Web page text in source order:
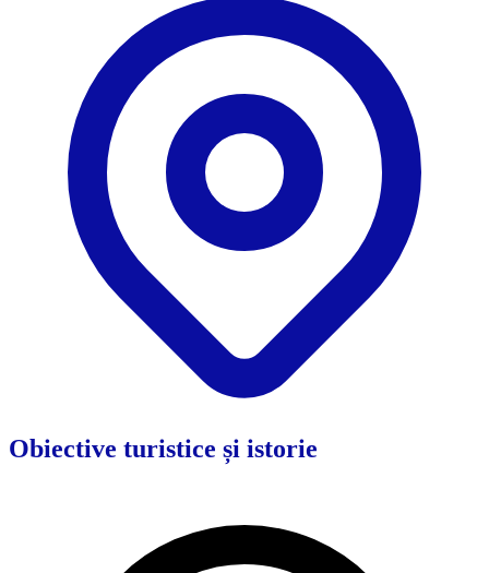
Obiective turistice și istorie